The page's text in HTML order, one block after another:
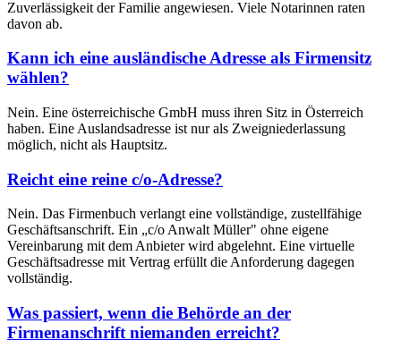
Zuverlässigkeit der Familie angewiesen. Viele Notarinnen raten
davon ab.
Kann ich eine ausländische Adresse als Firmensitz
wählen?
Nein. Eine österreichische GmbH muss ihren Sitz in Österreich
haben. Eine Auslandsadresse ist nur als Zweigniederlassung
möglich, nicht als Hauptsitz.
Reicht eine reine c/o-Adresse?
Nein. Das Firmenbuch verlangt eine vollständige, zustellfähige
Geschäftsanschrift. Ein „c/o Anwalt Müller" ohne eigene
Vereinbarung mit dem Anbieter wird abgelehnt. Eine virtuelle
Geschäftsadresse mit Vertrag erfüllt die Anforderung dagegen
vollständig.
Was passiert, wenn die Behörde an der
Firmenanschrift niemanden erreicht?